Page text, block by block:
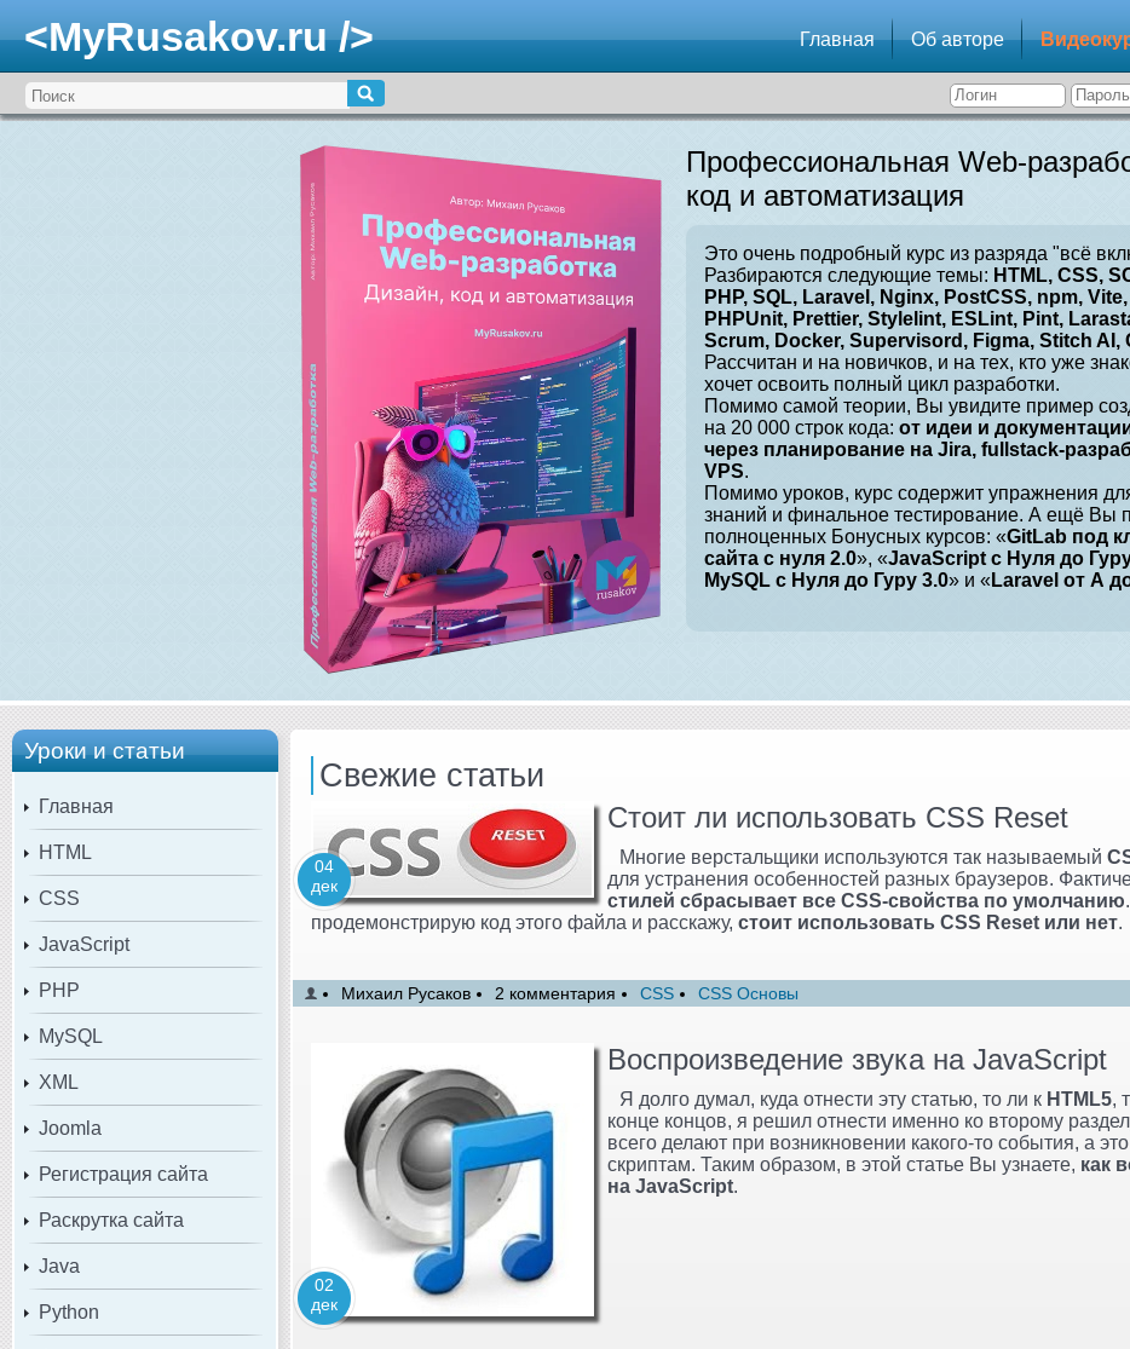
<MyRusakov.ru /> Главная Об авторе
Профессиональная Web-
код и автоматизация
Это очень подробный курс из разряда "всё
Разбираются следующие темы: HTML, CSS,
PHP, SQL, Laravel, Nginx, PostCSS, npm,
PHPUnit, Prettier, Stylelint, ESLint, Pint,
Scrum, Docker, Supervisord, Figma, Stitch AI,
Рассчитан и на новичков, и на тех, кто уже
хочет освоить полный цикл разработки.
Помимо самой теории, Вы увидите пример
на 20 000 строк кода: от идеи и
через планирование на Jira, fullstack-
VPS.
Помимо уроков, курс содержит упражнения
знаний и финальное тестирование. А ещё Вы
полноценных Бонусных курсов: «GitLab под
сайта с нуля 2.0», «JavaScript с Нуля до
MySQL с Нуля до Гуру 3.0» и « Laravel от А
Уроки и статьи
Главная
HTML
CSS
JavaScript
PHP
MySQL
XML
Joomla
Регистрация сайта
Раскрутка сайта
Java
Python
Свежие статьи
04
дек
Стоит ли использовать CSS Reset
Многие верстальщики используются так называемый
для устранения особенностей разных браузеров.
стилей сбрасывает все CSS-свойства по умолчанию
продемонстрирую код этого файла и расскажу, стоит использовать CSS Reset или нет.
Михаил Русаков 2 комментария CSS CSS Основы
02
дек
Воспроизведение звука на JavaScript
Я долго думал, куда отнести эту статью, то ли к HTML5,
конце концов, я решил отнести именно ко второму
всего делают при возникновении какого-то события, а
скриптам. Таким образом, в этой статье Вы узнаете, как
на JavaScript.